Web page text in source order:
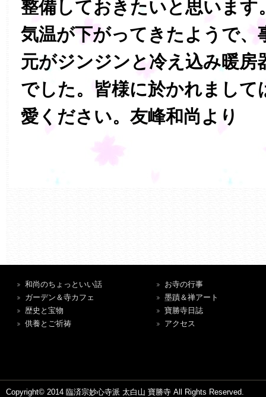
整備しておきたいと思います
気温が下がってきたようで、
元がジンジンと冷え込み暖房
でした。皆様に於かれまして
愛ください。友峰和尚より
和尚のちょっといい話
ガーデン＆寺カフェ
歴史と宝物
供養とご祈祷
お寺の行事
墨蹟＆禅アート
寶勝寺日誌
アクセス
Copyright© 2014 臨済宗妙心寺派 太白山 寶勝寺 All Rights Reserved.